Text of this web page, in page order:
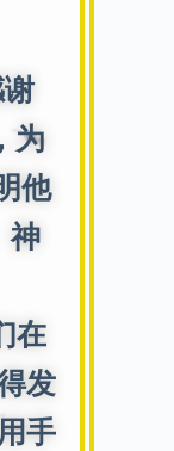
为
他
神
在
发
手